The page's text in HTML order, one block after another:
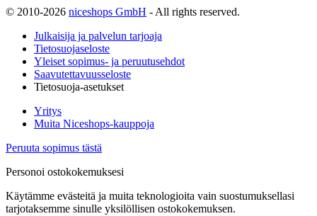
© 2010-2026 niceshops GmbH - All rights reserved.
Julkaisija ja palvelun tarjoaja
Tietosuojaseloste
Yleiset sopimus- ja peruutusehdot
Saavutettavuusseloste
Tietosuoja-asetukset
Yritys
Muita Niceshops-kauppoja
Peruuta sopimus tästä
Personoi ostokokemuksesi
Käytämme evästeitä ja muita teknologioita vain suostumuksellasi
tarjotaksemme sinulle yksilöllisen ostokokemuksen.